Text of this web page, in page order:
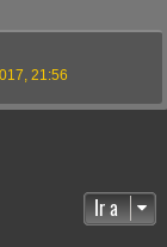
21:56
Ir a